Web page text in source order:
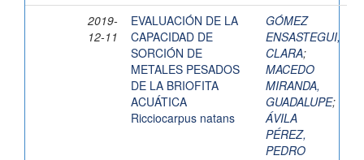
2019-
12-11
EVALUACIÓN DE LA
CAPACIDAD DE
SORCIÓN DE
METALES PESADOS
DE LA BRIOFITA
ACUÁTICA
Ricciocarpus natans
GÓMEZ
ENSASTEGUI,
CLARA;
MACEDO
MIRANDA,
GUADALUPE;
ÁVILA
PÉREZ,
PEDRO